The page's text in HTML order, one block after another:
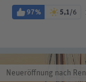
97% 5,1/6
Neueröffnung nach